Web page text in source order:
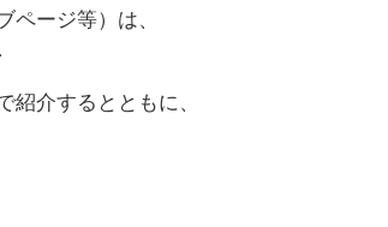
ページ等）は、
介するとともに、